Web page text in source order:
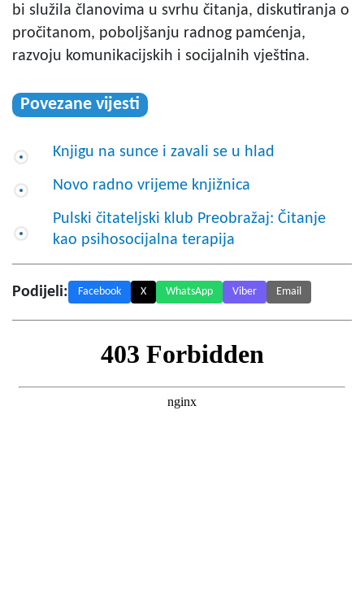
bi služila članovima u svrhu čitanja, diskutiranja o
pročitanom, poboljšanju radnog pamćenja,
razvoju komunikacijskih i socijalnih vještina.
Povezane vijesti
Knjigu na sunce i zavali se u hlad
Novo radno vrijeme knjižnica
Pulski čitateljski klub Preobražaj: Čitanje
kao psihosocijalna terapija
Podijeli: Facebook X WhatsApp Viber Email